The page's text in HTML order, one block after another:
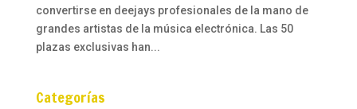
convertirse en deejays profesionales de la mano de
grandes artistas de la música electrónica. Las 50
plazas exclusivas han...
Categorías